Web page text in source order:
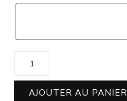
quantité
de
Dessus
AJOUTER AU PANIER